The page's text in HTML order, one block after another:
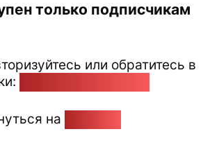
только подписчикам
или обратитесь в
на